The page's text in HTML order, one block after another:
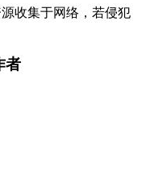
收集于网络，若侵犯
者